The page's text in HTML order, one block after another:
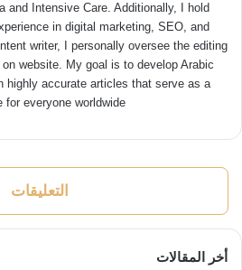
and Intensive Care. Additionally, I hold
in digital marketing, SEO, and
writer, I personally oversee the editing
website. My goal is to develop Arabic
highly accurate articles that serve as a
for everyone worldwide
التعليقات
أخر المقالات